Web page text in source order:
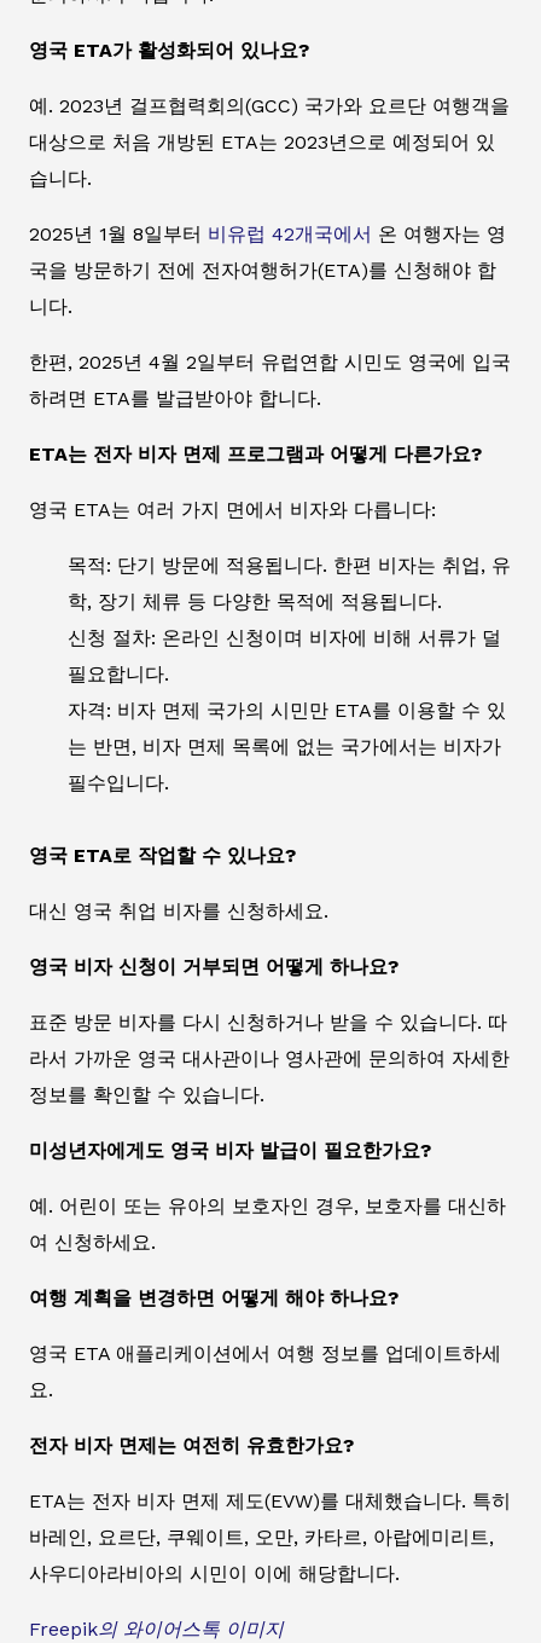
영국 ETA가 활성화되어 있나요?
예. 2023년 걸프협력회의(GCC) 국가와 요르단 여행객을
대상으로 처음 개방된 ETA는 2023년으로 예정되어 있
습니다.
2025년 1월 8일부터 비유럽 42개국에서 온 여행자는 영
국을 방문하기 전에 전자여행허가(ETA)를 신청해야 합
니다.
한편, 2025년 4월 2일부터 유럽연합 시민도 영국에 입국
하려면 ETA를 발급받아야 합니다.
ETA는 전자 비자 면제 프로그램과 어떻게 다른가요?
영국 ETA는 여러 가지 면에서 비자와 다릅니다:
목적: 단기 방문에 적용됩니다. 한편 비자는 취업, 유
학, 장기 체류 등 다양한 목적에 적용됩니다.
신청 절차: 온라인 신청이며 비자에 비해 서류가 덜
필요합니다.
자격: 비자 면제 국가의 시민만 ETA를 이용할 수 있
는 반면, 비자 면제 목록에 없는 국가에서는 비자가
필수입니다.
영국 ETA로 작업할 수 있나요?
대신 영국 취업 비자를 신청하세요.
영국 비자 신청이 거부되면 어떻게 하나요?
표준 방문 비자를 다시 신청하거나 받을 수 있습니다. 따
라서 가까운 영국 대사관이나 영사관에 문의하여 자세한
정보를 확인할 수 있습니다.
미성년자에게도 영국 비자 발급이 필요한가요?
예. 어린이 또는 유아의 보호자인 경우, 보호자를 대신하
여 신청하세요.
여행 계획을 변경하면 어떻게 해야 하나요?
영국 ETA 애플리케이션에서 여행 정보를 업데이트하세
요.
전자 비자 면제는 여전히 유효한가요?
ETA는 전자 비자 면제 제도(EVW)를 대체했습니다. 특히
바레인, 요르단, 쿠웨이트, 오만, 카타르, 아랍에미리트,
사우디아라비아의 시민이 이에 해당합니다.
Freepik의 와이어스톡 이미지